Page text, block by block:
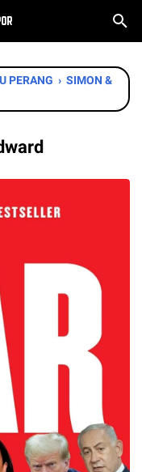
PERANG › SIMON &